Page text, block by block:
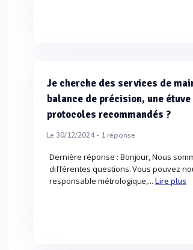
Je cherche des services de
balance de précision, une
protocoles recommandés ?
Le 30/12/2024 - 1réponse
Dernière réponse : Bonjour, Nous
différentes questions. Vous pouvez
responsable métrologique,...Lire plus